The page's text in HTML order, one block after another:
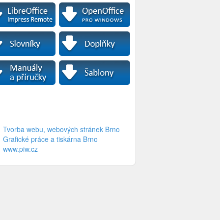
Tvorba webu, webových stránek Brno
Grafické práce a tiskárna Brno
www.piw.cz